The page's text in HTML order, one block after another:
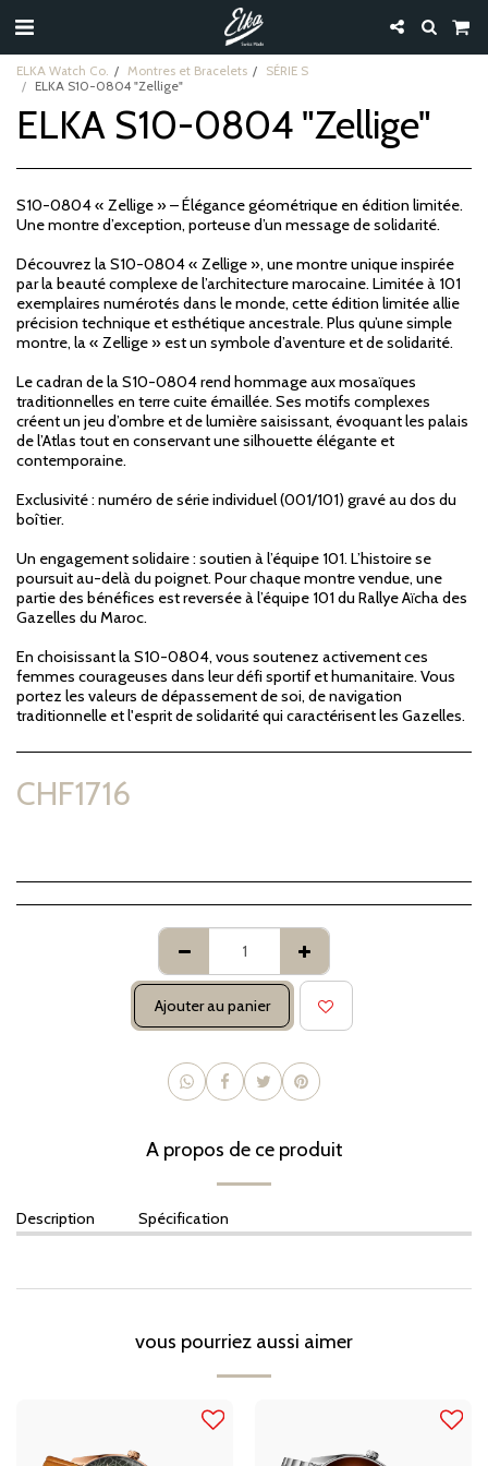
ELKA Watch Co. Montres et Bracelets
SÉRIE S
ELKA S10-0804 "Zellige"
ELKA S10-0804 "Zellige"
S10-0804 « Zellige » – Élégance géométrique en édition limitée.
Une montre d’exception, porteuse d’un message de solidarité.
Découvrez la S10-0804 « Zellige », une montre unique inspirée
par la beauté complexe de l’architecture marocaine. Limitée à 101
exemplaires numérotés dans le monde, cette édition limitée allie
précision technique et esthétique ancestrale. Plus qu’une simple
montre, la « Zellige » est un symbole d’aventure et de solidarité.
Le cadran de la S10-0804 rend hommage aux mosaïques
traditionnelles en terre cuite émaillée. Ses motifs complexes
créent un jeu d’ombre et de lumière saisissant, évoquant les palais
de l’Atlas tout en conservant une silhouette élégante et
contemporaine.
Exclusivité : numéro de série individuel (001/101) gravé au dos du
boîtier.
Un engagement solidaire : soutien à l’équipe 101. L’histoire se
poursuit au-delà du poignet. Pour chaque montre vendue, une
partie des bénéfices est reversée à l’équipe 101 du Rallye Aïcha des
Gazelles du Maroc.
En choisissant la S10-0804, vous soutenez activement ces
femmes courageuses dans leur défi sportif et humanitaire. Vous
portez les valeurs de dépassement de soi, de navigation
traditionnelle et l'esprit de solidarité qui caractérisent les Gazelles.
CHF1716
Ajouter au panier
A propos de ce produit
Description Spécification
vous pourriez aussi aimer